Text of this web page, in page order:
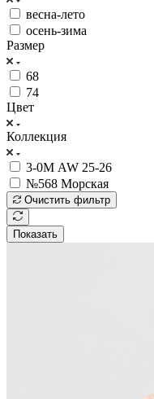
весна-лето
осень-зима
Размер
68
74
Цвет
Коллекция
3-0М AW 25-26
№568 Морская
Очистить фильтр
Показать